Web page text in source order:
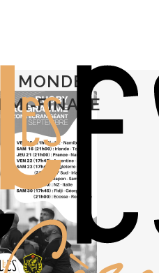
MONDE
FINALE